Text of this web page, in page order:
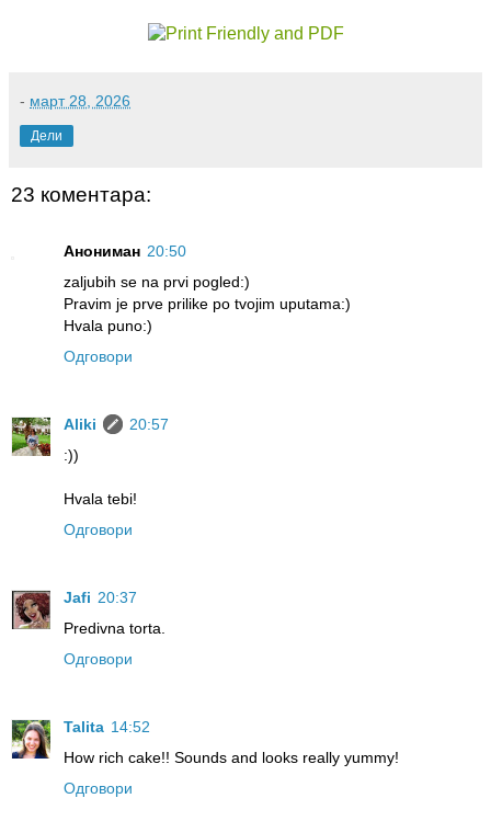
- март 28, 2026
Дели
23 коментара:
Анониман 20:50
zaljubih se na prvi pogled:)
Pravim je prve prilike po tvojim uputama:)
Hvala puno:)
Одговори
Aliki
20:57
:))
Hvala tebi!
Одговори
Jafi 20:37
Predivna torta.
Одговори
Talita 14:52
How rich cake!! Sounds and looks really yummy!
Одговори